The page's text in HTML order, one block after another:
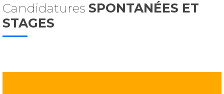
Candidatures SPONTANÉES ET
STAGES